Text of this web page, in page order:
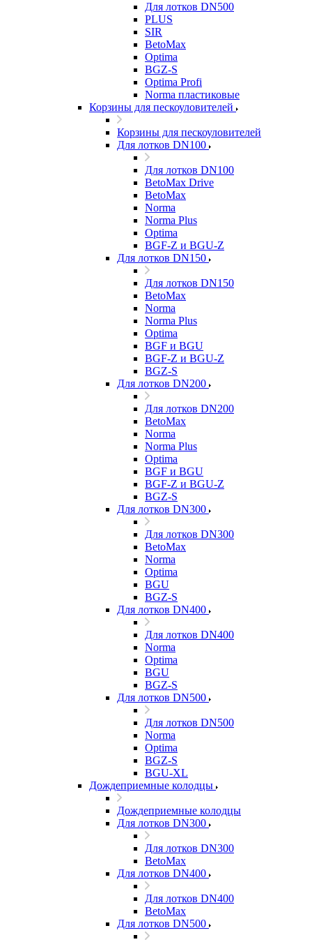
Для лотков DN500
PLUS
SIR
BetoMax
Optima
BGZ-S
Optima Profi
Norma пластиковые
Корзины для пескоуловителей
Корзины для пескоуловителей
Для лотков DN100
Для лотков DN100
BetoMax Drive
BetoMax
Norma
Norma Plus
Optima
BGF-Z и BGU-Z
Для лотков DN150
Для лотков DN150
BetoMax
Norma
Norma Plus
Optima
BGF и BGU
BGF-Z и BGU-Z
BGZ-S
Для лотков DN200
Для лотков DN200
BetoMax
Norma
Norma Plus
Optima
BGF и BGU
BGF-Z и BGU-Z
BGZ-S
Для лотков DN300
Для лотков DN300
BetoMax
Norma
Optima
BGU
BGZ-S
Для лотков DN400
Для лотков DN400
Norma
Optima
BGU
BGZ-S
Для лотков DN500
Для лотков DN500
Norma
Optima
BGZ-S
BGU-XL
Дождеприемные колодцы
Дождеприемные колодцы
Для лотков DN300
Для лотков DN300
BetoMax
Для лотков DN400
Для лотков DN400
BetoMax
Для лотков DN500